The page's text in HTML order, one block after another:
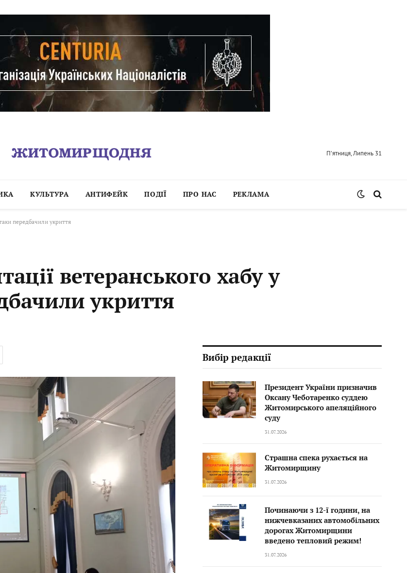
П’ятниця, Липень 31
КУЛЬТУРА АНТИФЕЙК ПОДІЇ ПРО НАС РЕКЛАМА
передбачили укриття
ветеранського хабу у
укриття
Вибір редакції
Президент України призначив
Оксану Чеботаренко суддею
Житомирського апеляційного
суду
31.07.2026
Страшна спека рухається на
Житомирщину
31.07.2026
Починаючи з 12-ї години, на
нижчевказаних автомобільних
дорогах Житомирщини
введено тепловий режим!
31.07.2026